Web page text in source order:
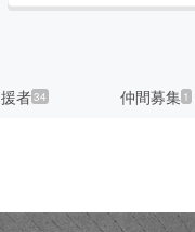
者34 仲間募集 1